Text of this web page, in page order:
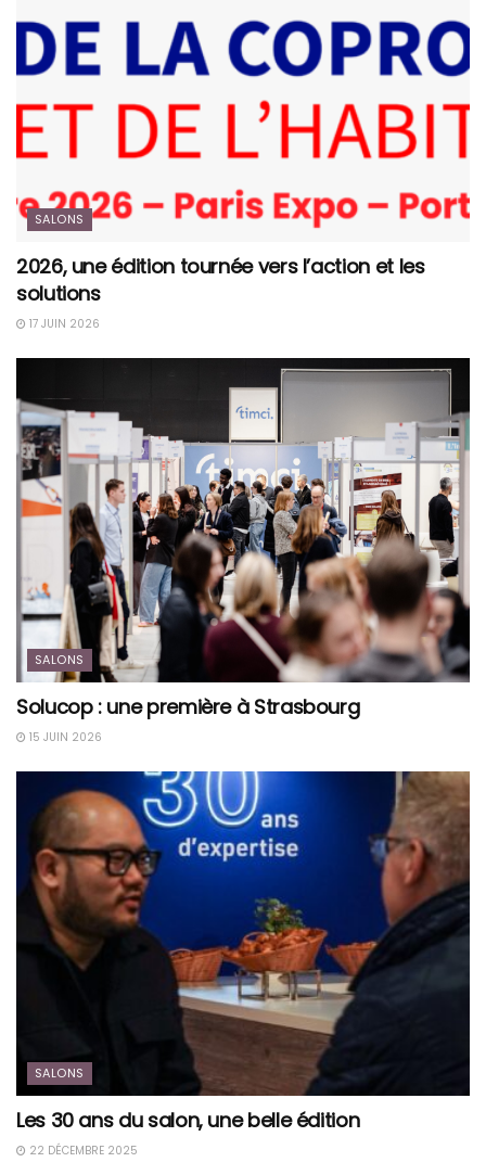
SALONS
2026, une édition tournée vers l’action et les
solutions
17 JUIN 2026
SALONS
Solucop : une première à Strasbourg
15 JUIN 2026
SALONS
Les 30 ans du salon, une belle édition
22 DÉCEMBRE 2025